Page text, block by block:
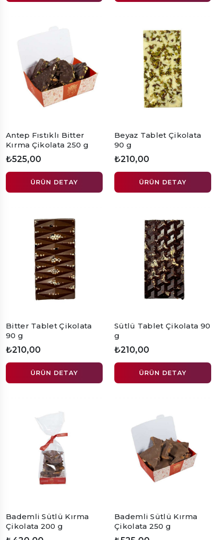
Antep Fıstıklı Bitter
Kırma Çikolata 250 g
₺525,00
ÜRÜN DETAY
Beyaz Tablet Çikolata
90 g
₺210,00
ÜRÜN DETAY
Bitter Tablet Çikolata
90 g
₺210,00
ÜRÜN DETAY
Sütlü Tablet Çikolata 90
g
₺210,00
ÜRÜN DETAY
Bademli Sütlü Kırma
Çikolata 200 g
Bademli Sütlü Kırma
Çikolata 250 g